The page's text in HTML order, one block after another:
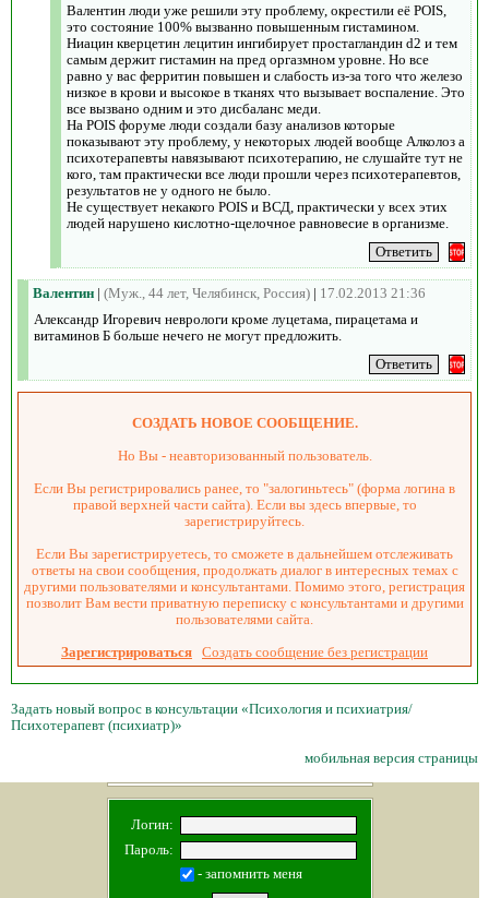
Валентин люди уже решили эту проблему, окрестили её POIS,
это состояние 100% вызванно повышенным гистамином.
Ниацин кверцетин лецитин ингибирует простагландин d2 и тем
самым держит гистамин на пред оргазмном уровне. Но все
равно у вас ферритин повышен и слабость из-за того что железо
низкое в крови и высокое в тканях что вызывает воспаление. Это
все вызвано одним и это дисбаланс меди.
На POIS форуме люди создали базу анализов которые
показывают эту проблему, у некоторых людей вообще Алколоз а
психотерапевты навязывают психотерапию, не слушайте тут не
кого, там практически все люди прошли через психотерапевтов,
результатов не у одного не было.
Не существует некакого POIS и ВСД, практически у всех этих
людей нарушено кислотно-щелочное равновесие в организме.
Валентин | (Муж., 44 лет, Челябинск, Россия) | 17.02.2013 21:36
Александр Игоревич неврологи кроме луцетама, пирацетама и
витаминов Б больше нечего не могут предложить.
СОЗДАТЬ НОВОЕ СООБЩЕНИЕ.
Но Вы - неавторизованный пользователь.
Если Вы регистрировались ранее, то "залогиньтесь" (форма логина в
правой верхней части сайта). Если вы здесь впервые, то
зарегистрируйтесь.
Если Вы зарегистрируетесь, то сможете в дальнейшем отслеживать
ответы на свои сообщения, продолжать диалог в интересных темах с
другими пользователями и консультантами. Помимо этого, регистрация
позволит Вам вести приватную переписку с консультантами и другими
пользователями сайта.
Зарегистрироваться Создать сообщение без регистрации
Задать новый вопрос в консультации «Психология и психиатрия/
Психотерапевт (психиатр)»
мобильная версия страницы
Логин:
Пароль:
- запомнить меня